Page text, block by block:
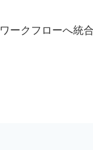
ークフローへ統